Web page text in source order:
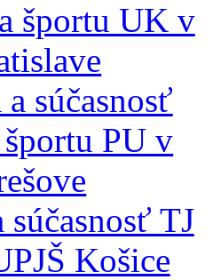
športu UK v
súčasnosť
PU v
TJ
Košice